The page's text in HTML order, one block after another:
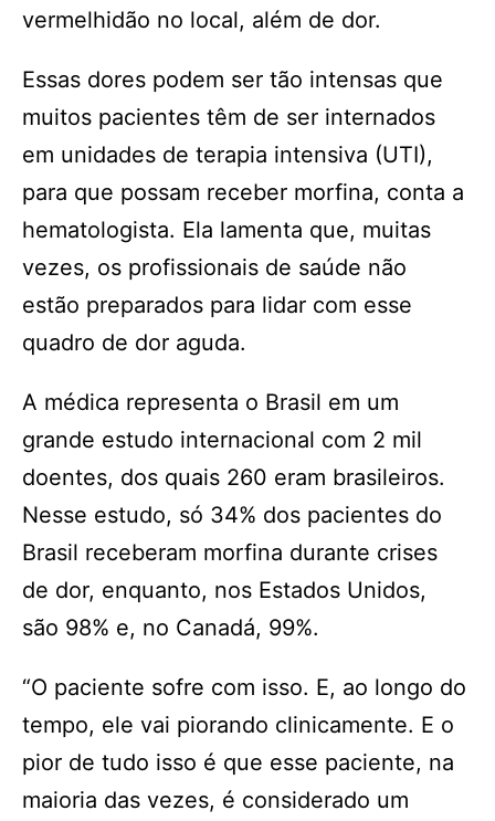
vermelhidão no local, além de dor.
Essas dores podem ser tão intensas que
muitos pacientes têm de ser internados
em unidades de terapia intensiva (UTI),
para que possam receber morfina, conta a
hematologista. Ela lamenta que, muitas
vezes, os profissionais de saúde não
estão preparados para lidar com esse
quadro de dor aguda.
A médica representa o Brasil em um
grande estudo internacional com 2 mil
doentes, dos quais 260 eram brasileiros.
Nesse estudo, só 34% dos pacientes do
Brasil receberam morfina durante crises
de dor, enquanto, nos Estados Unidos,
são 98% e, no Canadá, 99%.
“O paciente sofre com isso. E, ao longo do
tempo, ele vai piorando clinicamente. E o
pior de tudo isso é que esse paciente, na
maioria das vezes, é considerado um